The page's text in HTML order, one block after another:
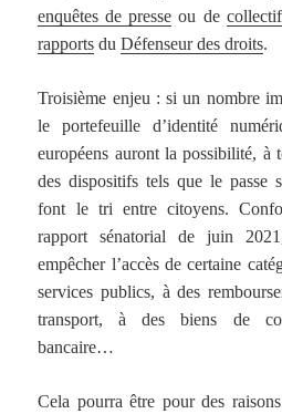
enquêtes de presse ou de
rapports duDéfenseur des droits.
Troisième enjeu : si un nombre
le portefeuille d’identité
européens auront la possibilité, à
des dispositifs tels que le passe
font le tri entre citoyens.
rapport sénatorial de juin
empêcher l’accès de certaine
services publics, à des
transport, à des biens de
bancaire…
Cela pourra être pour des